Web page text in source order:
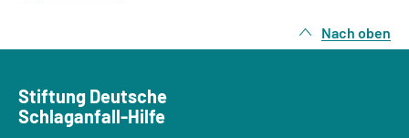
Nach oben
Stiftung Deutsche
Schlaganfall-Hilfe